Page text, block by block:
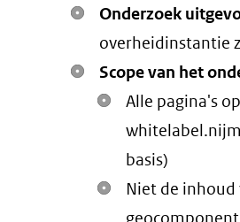
Onderzoek
overheidinstantie
Scope van het
Alle pagina's op
basis)
Niet de inhoud